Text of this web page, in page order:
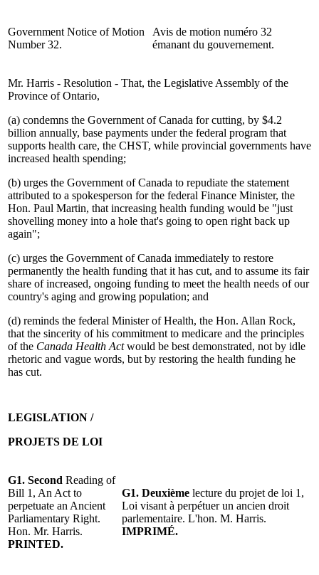
Government Notice of Motion
Number 32.
Avis de motion numéro 32
émanant du gouvernement.
Mr. Harris - Resolution - That, the Legislative Assembly of the
Province of Ontario,
(a) condemns the Government of Canada for cutting, by $4.2
billion annually, base payments under the federal program that
supports health care, the CHST, while provincial governments have
increased health spending;
(b) urges the Government of Canada to repudiate the statement
attributed to a spokesperson for the federal Finance Minister, the
Hon. Paul Martin, that increasing health funding would be "just
shovelling money into a hole that's going to open right back up
again";
(c) urges the Government of Canada immediately to restore
permanently the health funding that it has cut, and to assume its fair
share of increased, ongoing funding to meet the health needs of our
country's aging and growing population; and
(d) reminds the federal Minister of Health, the Hon. Allan Rock,
that the sincerity of his commitment to medicare and the principles
of the Canada Health Actwould be best demonstrated, not by idle
rhetoric and vague words, but by restoring the health funding he
has cut.
LEGISLATION /
PROJETS DE LOI
G1. Second Reading of
Bill 1, An Act to
perpetuate an Ancient
Parliamentary Right.
Hon. Mr. Harris.
PRINTED.
G1. Deuxième lecture du projet de loi 1,
Loi visant à perpétuer un ancien droit
parlementaire. L'hon. M. Harris.
IMPRIMÉ.